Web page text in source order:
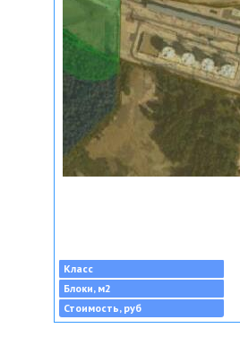
Класс
Блоки, м2
Стоимость, руб